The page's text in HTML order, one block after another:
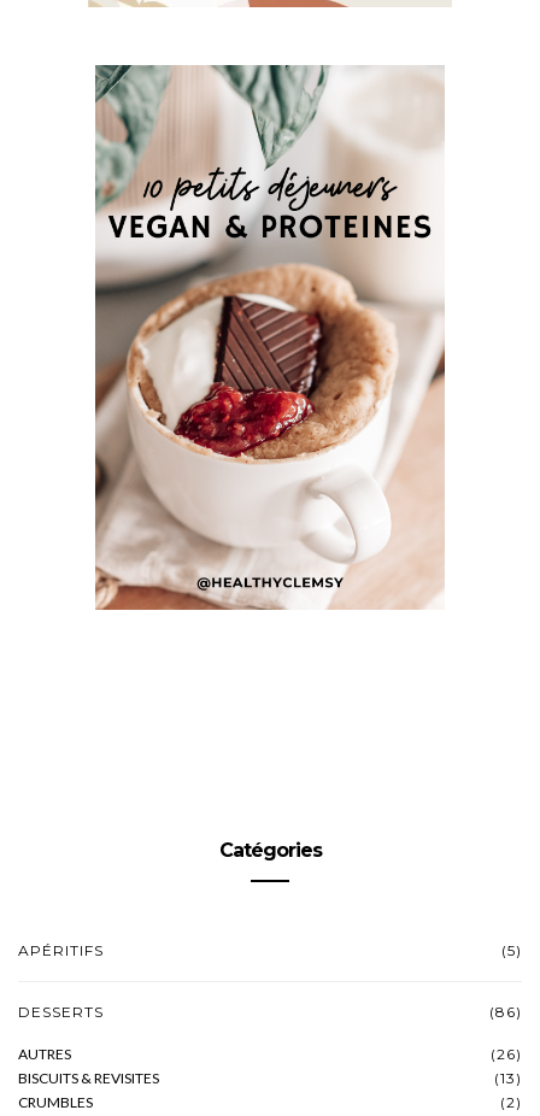
Catégories
APÉRITIFS (5)
DESSERTS (86)
AUTRES
(26)
BISCUITS & REVISITES
(13)
CRUMBLES
(2)